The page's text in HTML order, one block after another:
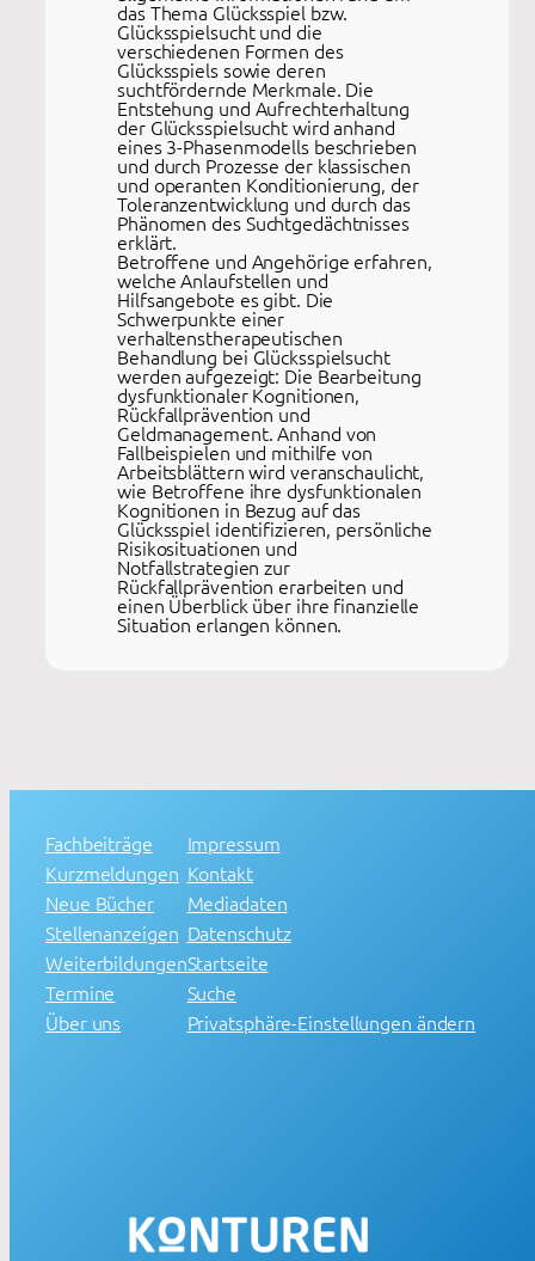
das Thema Glücksspiel bzw.
Glücksspielsucht und die
verschiedenen Formen des
Glücksspiels sowie deren
suchtfördernde Merkmale. Die
Entstehung und Aufrechterhaltung
der Glücksspielsucht wird anhand
eines 3-Phasenmodells beschrieben
und durch Prozesse der klassischen
und operanten Konditionierung, der
Toleranzentwicklung und durch das
Phänomen des Suchtgedächtnisses
erklärt.
Betroffene und Angehörige erfahren,
welche Anlaufstellen und
Hilfsangebote es gibt. Die
Schwerpunkte einer
verhaltenstherapeutischen
Behandlung bei Glücksspielsucht
werden aufgezeigt: Die Bearbeitung
dysfunktionaler Kognitionen,
Rückfallprävention und
Geldmanagement. Anhand von
Fallbeispielen und mithilfe von
Arbeitsblättern wird veranschaulicht,
wie Betroffene ihre dysfunktionalen
Kognitionen in Bezug auf das
Glücksspiel identifizieren, persönliche
Risikosituationen und
Notfallstrategien zur
Rückfallprävention erarbeiten und
einen Überblick über ihre finanzielle
Situation erlangen können.
Fachbeiträge
Kurzmeldungen
Neue Bücher
Stellenanzeigen
Weiterbildungen
Termine
Über uns
Impressum
Kontakt
Mediadaten
Datenschutz
Startseite
Suche
Privatsphäre-Einstellungen ändern